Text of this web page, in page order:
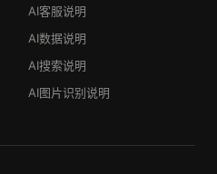
AI客服说明
AI数据说明
AI搜索说明
AI图片识别说明